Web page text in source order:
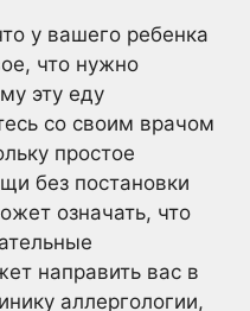
у вашего ребенка
что нужно
эту еду
со своим врачом
простое
без постановки
означать, что
направить вас в
аллергологии,